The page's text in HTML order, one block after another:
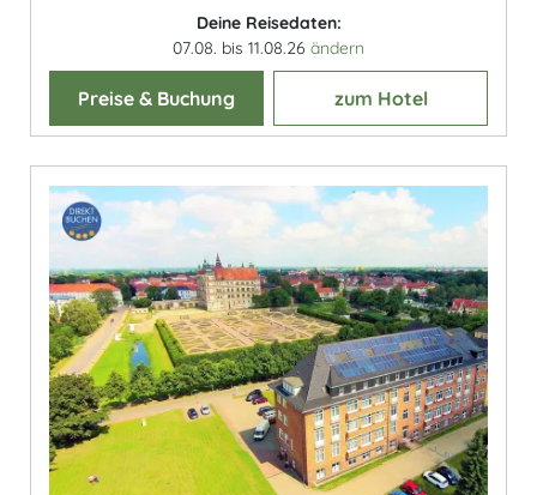
Deine Reisedaten:
07.08. bis 11.08.26 ändern
Preise & Buchung zum Hotel